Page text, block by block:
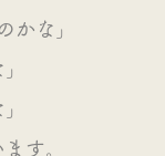
かな」
す。